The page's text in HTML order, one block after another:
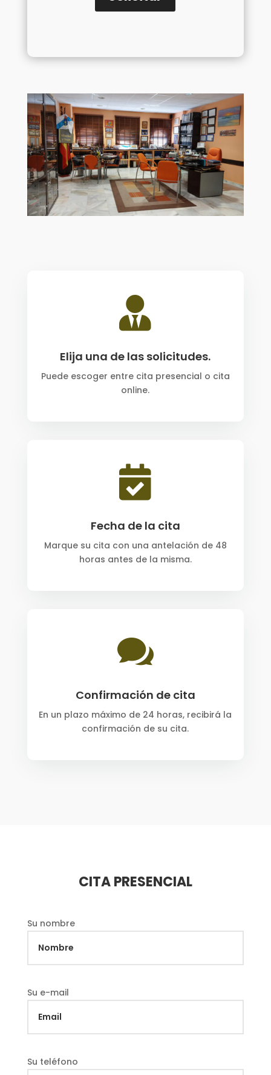

Elija una de las solicitudes.
Puede escoger entre cita presencial o cita
online.

Fecha de la cita
Marque su cita con una antelación de 48
horas antes de la misma.

Confirmación de cita
En un plazo máximo de 24 horas, recibirá la
confirmación de su cita.
CITA PRESENCIAL
Su nombre
Su e-mail
Su teléfono